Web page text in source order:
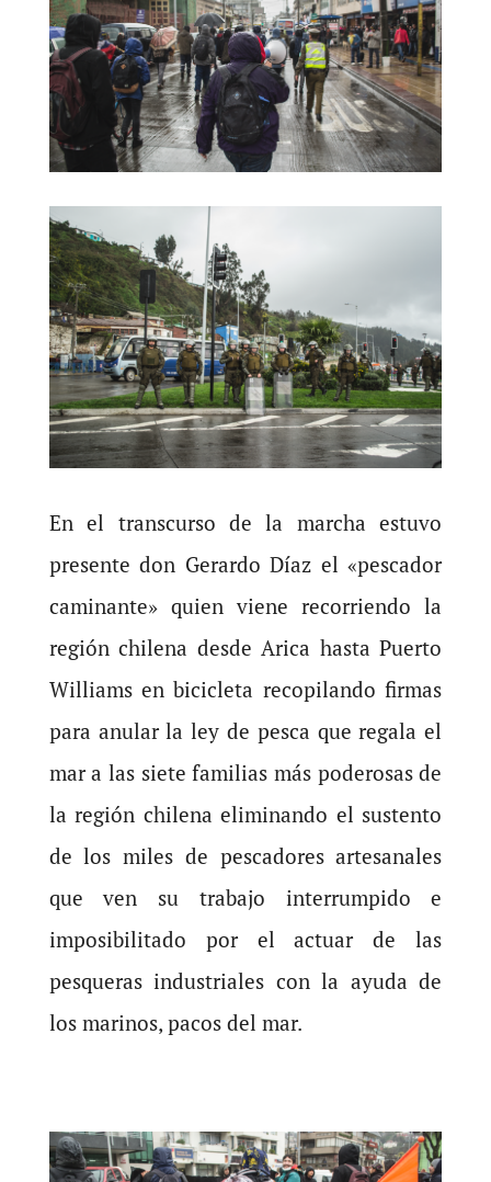
En el transcurso de la marcha estuvo
presente don Gerardo Díaz el «pescador
caminante» quien viene recorriendo la
región chilena desde Arica hasta Puerto
Williams en bicicleta recopilando firmas
para anular la ley de pesca que regala el
mar a las siete familias más poderosas de
la región chilena eliminando el sustento
de los miles de pescadores artesanales
que ven su trabajo interrumpido e
imposibilitado por el actuar de las
pesqueras industriales con la ayuda de
los marinos, pacos del mar.